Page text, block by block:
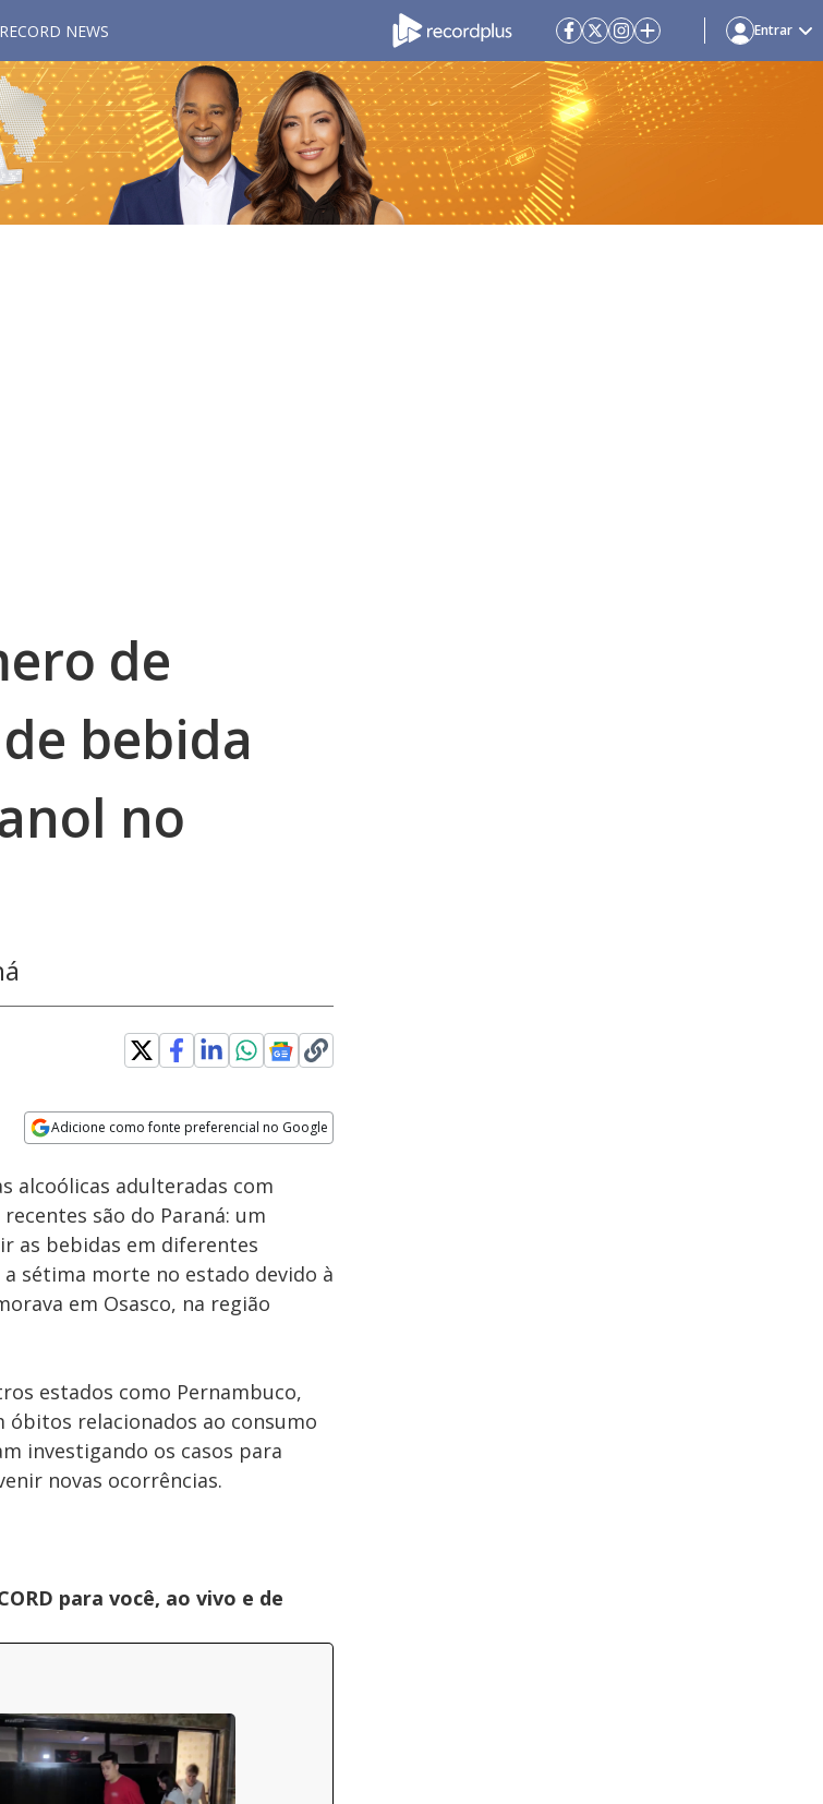
RECORD NEWS Entrar
de
bebida
no
Adicione como fonte preferencial no Google
Velocidade
alcoólicas adulteradas com
são do Paraná: um
as bebidas em diferentes
sétima morte no estado devido à
em Osasco, na região
estados como Pernambuco,
óbitos relacionados ao consumo
investigando os casos para
novas ocorrências.
para você, ao vivo e de